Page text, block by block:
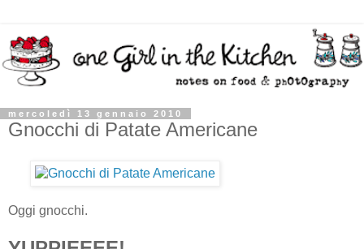
mercoledì 13 gennaio 2010
Gnocchi di Patate Americane
Oggi gnocchi.